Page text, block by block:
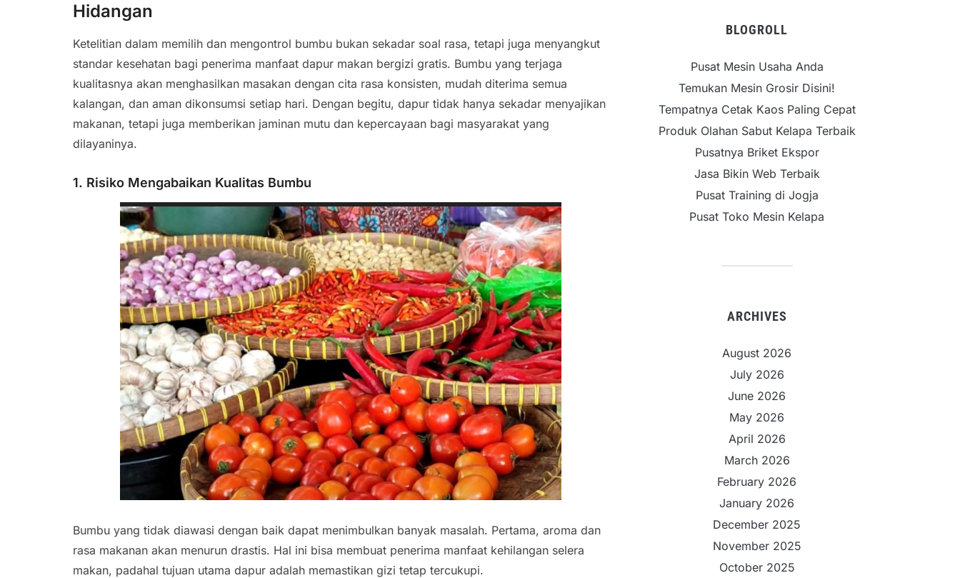
Hidangan
Ketelitian dalam memilih dan mengontrol bumbu bukan sekadar soal rasa, tetapi juga menyangkut
standar kesehatan bagi penerima manfaat dapur makan bergizi gratis. Bumbu yang terjaga
kualitasnya akan menghasilkan masakan dengan cita rasa konsisten, mudah diterima semua
kalangan, dan aman dikonsumsi setiap hari. Dengan begitu, dapur tidak hanya sekadar menyajikan
makanan, tetapi juga memberikan jaminan mutu dan kepercayaan bagi masyarakat yang
dilayaninya.
1. Risiko Mengabaikan Kualitas Bumbu
Bumbu yang tidak diawasi dengan baik dapat menimbulkan banyak masalah. Pertama, aroma dan
rasa makanan akan menurun drastis. Hal ini bisa membuat penerima manfaat kehilangan selera
makan, padahal tujuan utama dapur adalah memastikan gizi tetap tercukupi.
BLOGROLL
Pusat Mesin Usaha Anda
Temukan Mesin Grosir Disini!
Tempatnya Cetak Kaos Paling Cepat
Produk Olahan Sabut Kelapa Terbaik
Pusatnya Briket Ekspor
Jasa Bikin Web Terbaik
Pusat Training di Jogja
Pusat Toko Mesin Kelapa
ARCHIVES
August 2026
July 2026
June 2026
May 2026
April 2026
March 2026
February 2026
January 2026
December 2025
November 2025
October 2025